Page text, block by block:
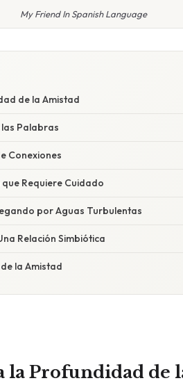
My Friend In Spanish Language
de la Amistad
las Palabras
Conexiones
Requiere Cuidado
por Aguas Turbulentas
Relación Simbiótica
la Amistad
la Profundidad de